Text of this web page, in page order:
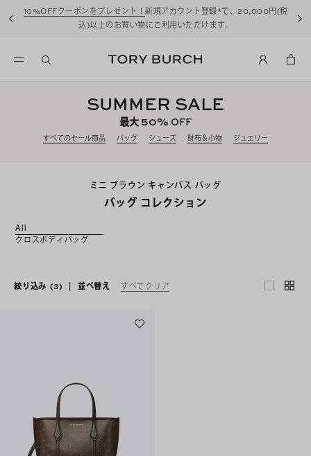
10%OFFクーポンをプレゼント！ 新規アカウント登録*で、20,000円(税
込)以上のお買い物にご利用いただけます。
SUMMER SALE
最大50% OFF
すべてのセール商品 バッグ シューズ 財布＆小物 ジュエリー
ミニ ブラウン キャンバス バッグ
バッグ コレクション
All
クロスボディバッグ
絞り込み (3) | 並べ替え すべてクリア